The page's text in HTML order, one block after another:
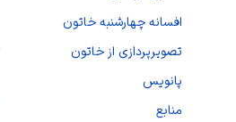
افسانه چهارشنبه خاتون
تصویرپردازی از خاتون
پانویس
منابع